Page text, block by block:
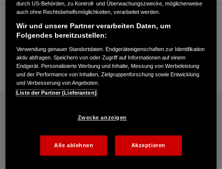
Kundenservice
+49931279800
E-Mail
Kraftstoffverbrauch Jazz e:HEV in l/100 km: kombiniert 4,6−4,8. CO₂-
Kraftstoffverbrauch Civic e:HEV in l/100 km: kombiniert 4,8−5,1. CO₂-
durch US-Behörden, zu Kontroll- und Überwachungszwecke, möglicherweise
auch ohne Rechtsbehelfsmöglichkeiten, verarbeitet werden.
Wir und unsere Partner verarbeiten Daten, um
Folgendes bereitzustellen:
Verwendung genauer Standortdaten. Endgeräteeigenschaften zur Identifikation
aktiv abfragen. Speichern von oder Zugriff auf Informationen auf einem
Endgerät. Personalisierte Werbung und Inhalte, Messung von Werbeleistung
und der Performance von Inhalten, Zielgruppenforschung sowie Entwicklung
und Verbesserung von Angeboten.
Liste der Partner (Lieferanten)
Zwecke anzeigen
Alle ablehnen Akzeptieren